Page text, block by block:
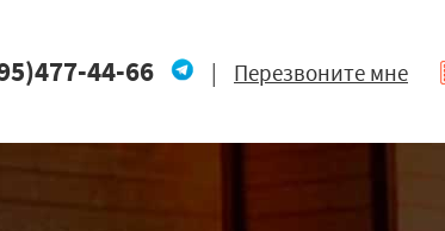
44-66 | Перезвоните мне